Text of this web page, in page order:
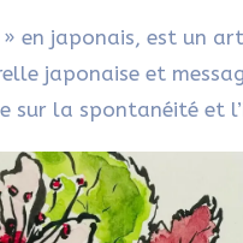
japonais, est un
japonaise et
sur la spontanéité et